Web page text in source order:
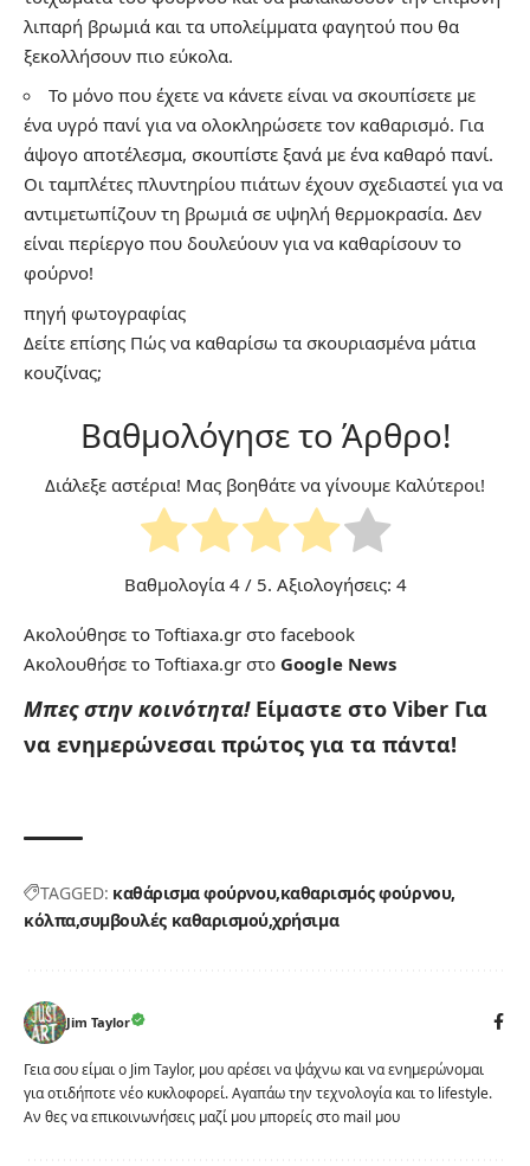
λιπαρή βρωμιά και τα υπολείμματα φαγητού που θα
ξεκολλήσουν πιο εύκολα.
Το μόνο που έχετε να κάνετε είναι να σκουπίσετε με
ένα υγρό πανί για να ολοκληρώσετε τον καθαρισμό. Για
άψογο αποτέλεσμα, σκουπίστε ξανά με ένα καθαρό πανί.
Οι ταμπλέτες πλυντηρίου πιάτων έχουν σχεδιαστεί για να
αντιμετωπίζουν τη βρωμιά σε υψηλή θερμοκρασία. Δεν
είναι περίεργο που δουλεύουν για να καθαρίσουν το
φούρνο!
πηγή φωτογραφίας
Δείτε επίσης Πώς να καθαρίσω τα σκουριασμένα μάτια
κουζίνας;
Βαθμολόγησε το Άρθρο!
Διάλεξε αστέρια! Μας βοηθάτε να γίνουμε Καλύτεροι!
Βαθμολογία 4/ 5. Αξιολογήσεις: 4
Ακολούθησε το Toftiaxa.gr στο facebook
Ακολουθήσε το Toftiaxa.gr στο Google News
Μπες στην κοινότητα! Είμαστε στο Viber Για
να ενημερώνεσαι πρώτος για τα πάντα!
TAGGED: καθάρισμα φούρνου καθαρισμός φούρνου
κόλπασυμβουλές καθαρισμούχρήσιμα
Jim Taylor
Γεια σου είμαι ο Jim Taylor, μου αρέσει να ψάχνω και να ενημερώνομαι
για οτιδήποτε νέο κυκλοφορεί. Αγαπάω την τεχνολογία και το lifestyle.
Αν θες να επικοινωνήσεις μαζί μου μπορείς στο mail μου